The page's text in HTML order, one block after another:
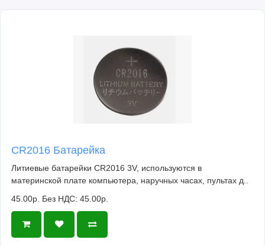
CR2016 Батарейка
Литиевые батарейки CR2016 3V, используются в
материнской плате компьютера, наручных часах, пультах д..
45.00р. Без НДС: 45.00р.